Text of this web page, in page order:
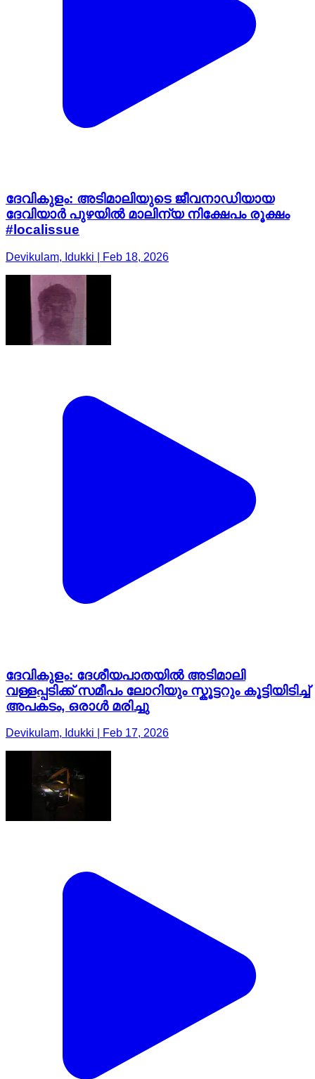
ദേവികുളം: അടിമാലിയുടെ ജീവനാഡിയായ
ദേവിയാർ പുഴയിൽ മാലിന്യ നിക്ഷേപം രൂക്ഷം
#localissue
Devikulam, Idukki | Feb 18, 2026
ദേവികുളം: ദേശീയപാതയിൽ അടിമാലി
വള്ളപ്പടിക്ക് സമീപം ലോറിയും സ്കൂട്ടറും കൂട്ടിയിടിച്ച്
അപകടം, ഒരാൾ മരിച്ചു
Devikulam, Idukki | Feb 17, 2026